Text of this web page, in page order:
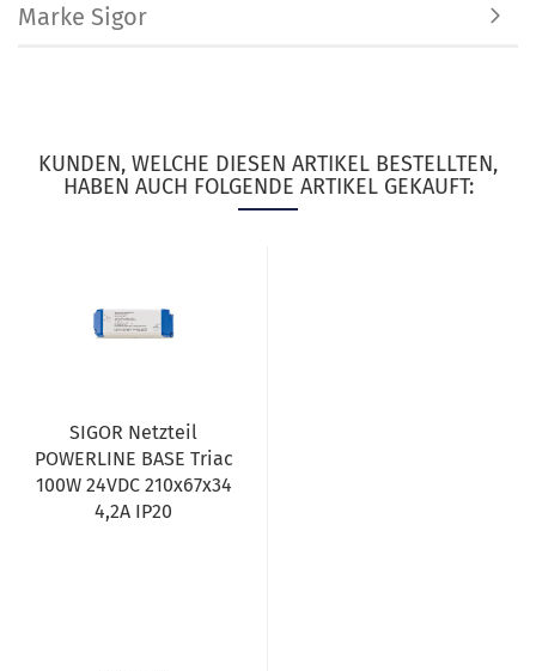
Marke Sigor
KUNDEN, WELCHE DIESEN ARTIKEL BESTELLTEN,
HABEN AUCH FOLGENDE ARTIKEL GEKAUFT:
SIGOR Netzteil
POWERLINE BASE Triac
100W 24VDC 210x67x34
4,2A IP20